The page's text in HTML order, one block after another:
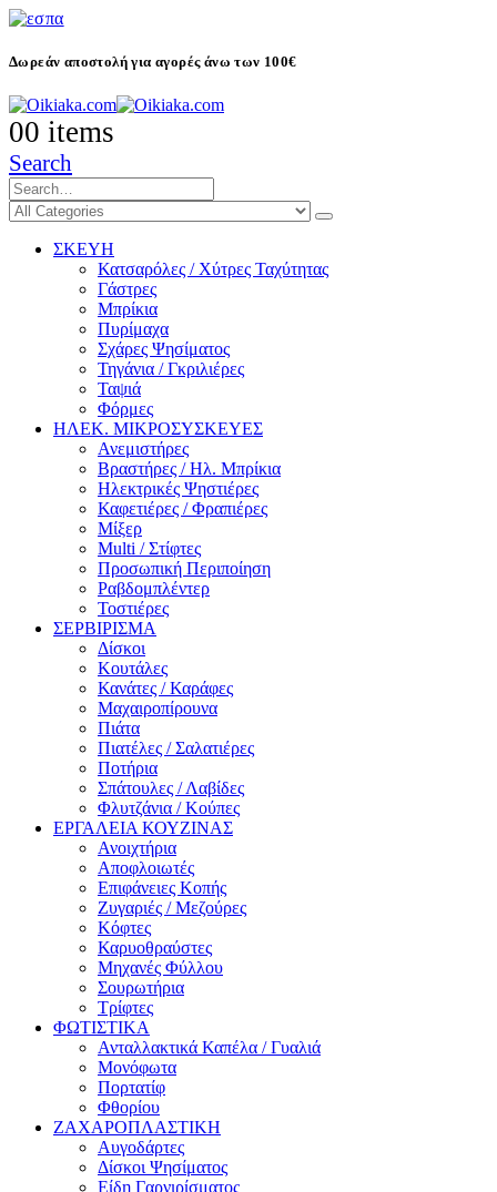
Δωρεάν αποστολή για αγορές άνω των 100€
00 items
Search
ΣΚΕΥΗ
Κατσαρόλες / Χύτρες Ταχύτητας
Γάστρες
Μπρίκια
Πυρίμαχα
Σχάρες Ψησίματος
Τηγάνια / Γκριλιέρες
Ταψιά
Φόρμες
ΗΛΕΚ. ΜΙΚΡΟΣΥΣΚΕΥΕΣ
Ανεμιστήρες
Βραστήρες / Ηλ. Μπρίκια
Ηλεκτρικές Ψηστιέρες
Καφετιέρες / Φραπιέρες
Μίξερ
Multi / Στίφτες
Προσωπική Περιποίηση
Ραβδομπλέντερ
Τοστιέρες
ΣΕΡΒΙΡΙΣΜΑ
Δίσκοι
Κουτάλες
Κανάτες / Καράφες
Μαχαιροπίρουνα
Πιάτα
Πιατέλες / Σαλατιέρες
Ποτήρια
Σπάτουλες / Λαβίδες
Φλυτζάνια / Κούπες
ΕΡΓΑΛΕΙΑ ΚΟΥΖΙΝΑΣ
Ανοιχτήρια
Αποφλοιωτές
Επιφάνειες Κοπής
Ζυγαριές / Μεζούρες
Κόφτες
Καρυοθραύστες
Μηχανές Φύλλου
Σουρωτήρια
Τρίφτες
ΦΩΤΙΣΤΙΚΑ
Ανταλλακτικά Καπέλα / Γυαλιά
Μονόφωτα
Πορτατίφ
Φθορίου
ΖΑΧΑΡΟΠΛΑΣΤΙΚΗ
Αυγοδάρτες
Δίσκοι Ψησίματος
Είδη Γαρνιρίσματος